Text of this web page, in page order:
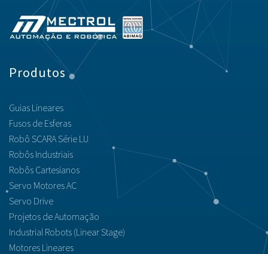
Produtos
Guias Lineares
Fusos de Esferas
Robô SCARA Série LU
Robôs Industriais
Robôs Cartesianos
Servo Motores AC
Servo Drive
Projetos de Automação
Industrial Robots (Linear Stage)
Motores Lineares